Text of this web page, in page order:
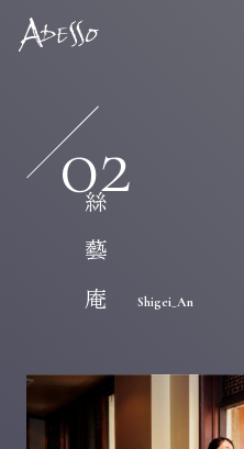
絲藝庵 Shigei_An